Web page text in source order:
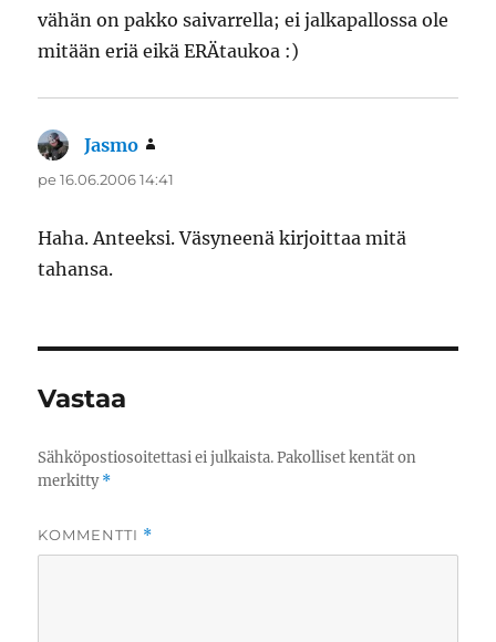
vähän on pakko saivarrella; ei jalkapallossa ole
mitään eriä eikä ERÄtaukoa :)
Jasmo
pe 16.06.2006 14:41
Haha. Anteeksi. Väsyneenä kirjoittaa mitä
tahansa.
Vastaa
Sähköpostiosoitettasi ei julkaista. Pakolliset kentät on
merkitty*
KOMMENTTI *